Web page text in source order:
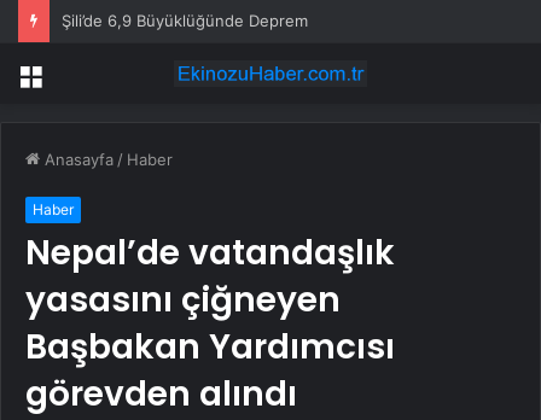
Şili’de 6,9 Büyüklüğünde Deprem
Menü
Anasayfa / Haber
Haber
Nepal’de vatandaşlık
yasasını çiğneyen
Başbakan Yardımcısı
görevden alındı